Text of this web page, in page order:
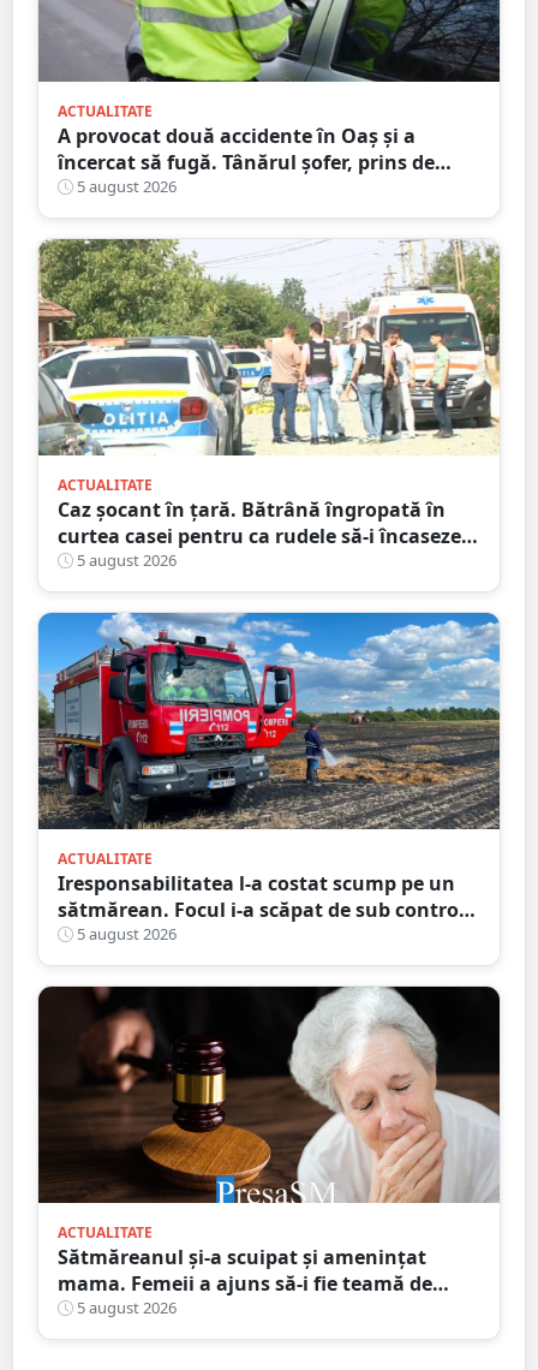
ACTUALITATE
A provocat două accidente în Oaș și a
încercat să fugă. Tânărul șofer, prins de
polițiștii sătmăreni. Încălcări grave ale
Codului Rutier
5 august 2026
ACTUALITATE
Caz șocant în țară. Bătrână îngropată în
curtea casei pentru ca rudele să-i încaseze
pensia
5 august 2026
ACTUALITATE
Iresponsabilitatea l-a costat scump pe un
sătmărean. Focul i-a scăpat de sub control.
La un pas să producă pagube majore
5 august 2026
ACTUALITATE
Sătmăreanul și-a scuipat și amenințat
mama. Femeii a ajuns să-i fie teamă de
propriul fiu. Ce au decis magistrații
5 august 2026